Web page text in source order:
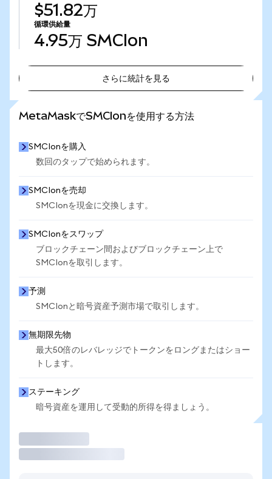
$51.82万
循環供給量
4.95万 SMCIon
さらに統計を見る
MetaMaskでSMCIonを使用する方法
SMCIonを購入
数回のタップで始められます。
SMCIonを売却
SMCIonを現金に交換します。
SMCIonをスワップ
ブロックチェーン間およびブロックチェーン上で
SMCIonを取引します。
予測
SMCIonと暗号資産予測市場で取引します。
無期限先物
最大50倍のレバレッジでトークンをロングまたはショー
トします。
ステーキング
暗号資産を運用して受動的所得を得ましょう。